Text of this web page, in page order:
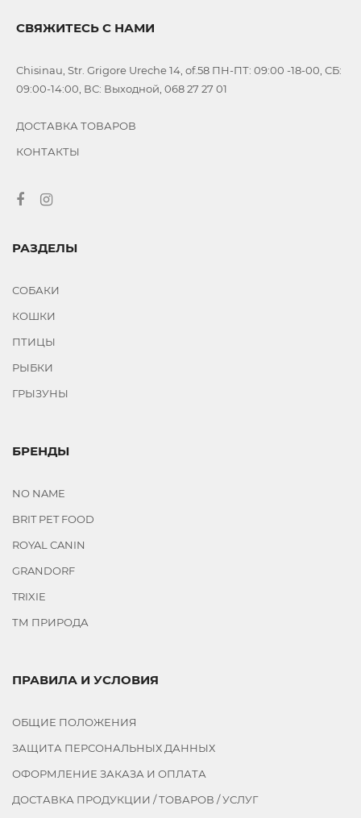
СВЯЖИТЕСЬ С НАМИ
Chisinau, Str. Grigore Ureche 14, of.58 ПН-ПТ: 09:00 -18-00, СБ:
09:00-14:00, ВС: Выходной, 068 27 27 01
ДОСТАВКА ТОВАРОВ
КОНТАКТЫ
РАЗДЕЛЫ
СОБАКИ
КОШКИ
ПТИЦЫ
РЫБКИ
ГРЫЗУНЫ
БРЕНДЫ
NO NAME
BRIT PET FOOD
ROYAL CANIN
GRANDORF
TRIXIE
ТМ ПРИРОДА
ПРАВИЛА И УСЛОВИЯ
ОБЩИЕ ПОЛОЖЕНИЯ
ЗАЩИТА ПЕРСОНАЛЬНЫХ ДАННЫХ
ОФОРМЛЕНИЕ ЗАКАЗА И ОПЛАТА
ДОСТАВКА ПРОДУКЦИИ / ТОВАРОВ / УСЛУГ